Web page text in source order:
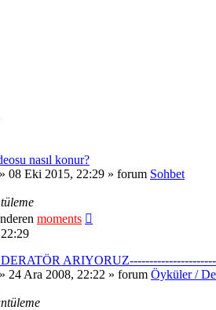
nasıl konur?
» 08 Eki 2015, 22:29 » forum Sohbet
moments
ARIYORUZ----------------------
» 24 Ara 2008, 22:22 » forum Öyküler /